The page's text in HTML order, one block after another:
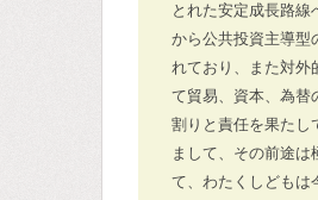
とれた安定成長路
から公共投資主導型
れており、また対外
て貿易、資本、為替
割りと責任を果たし
まして、その前途
て、わたくしどもは